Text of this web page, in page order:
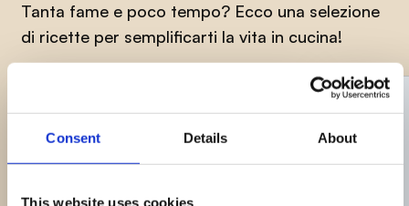
Consent Details About
This website uses cookies
Tanta fame e poco tempo? Ecco una selezione
di ricette per semplificarti la vita in cucina!